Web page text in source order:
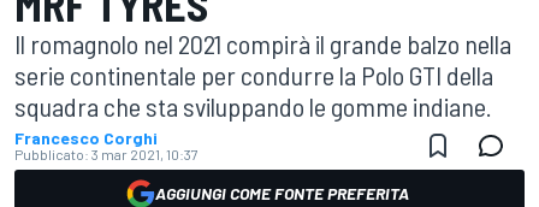
Il romagnolo nel 2021 compirà il grande balzo nella
serie continentale per condurre la Polo GTI della
squadra che sta sviluppando le gomme indiane.
Francesco Corghi
Pubblicato: 3 mar 2021, 10:37
AGGIUNGI COME FONTE PREFERITA